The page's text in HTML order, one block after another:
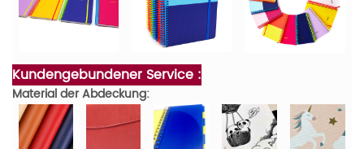
Kundengebundener Service :
Material der Abdeckung: